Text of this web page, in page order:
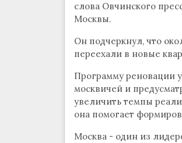
слова Овчинского
Москвы.
Он подчеркнул, что
переехали в новые
Программу реновации
москвичей и
увеличить темпы
она помогает
Москва - один из